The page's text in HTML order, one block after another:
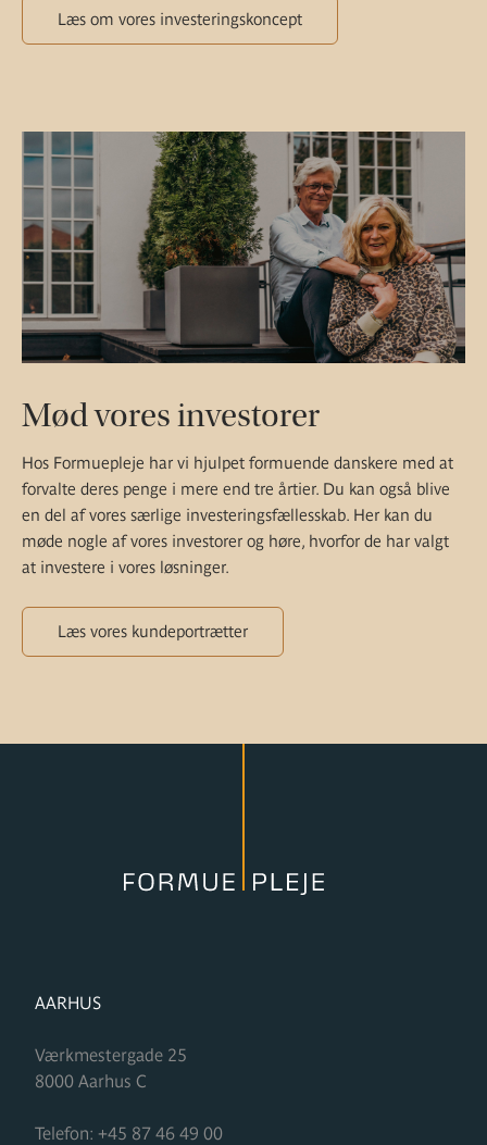
Læs om vores investeringskoncept
Mød vores investorer
Hos Formuepleje har vi hjulpet formuende danskere med at
forvalte deres penge i mere end tre årtier. Du kan også blive
en del af vores særlige investeringsfællesskab. Her kan du
møde nogle af vores investorer og høre, hvorfor de har valgt
at investere i vores løsninger.
Læs vores kundeportrætter
FORMUPLEJE
AARHUS
Værkmestergade 25
8000 Aarhus C
Telefon: +45 87 46 49 00